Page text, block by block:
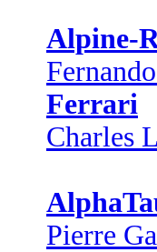
Alpine-
Ferrari
Charles
Pierre